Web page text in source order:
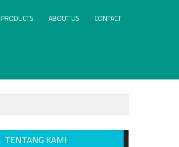
PRODUCTS ABOUT US CONTACT
TENTANG KAMI